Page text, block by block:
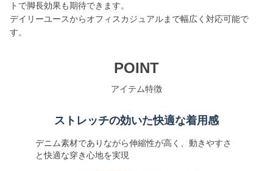
トで脚長効果も期待できます。
デイリーユースからオフィスカジュアルまで幅広く対応可能で
す。
POINT
アイテム特徴
ストレッチの効いた快適な着用感
デニム素材でありながら伸縮性が高く、動きやすさ
と快適な穿き心地を実現